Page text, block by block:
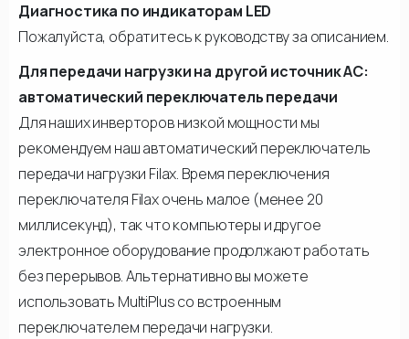
Диагностика по индикаторам LED
Пожалуйста, обратитесь к руководству за описанием.
Для передачи нагрузки на другой источник АС:
автоматический переключатель передачи
Для наших инверторов низкой мощности мы
рекомендуем наш автоматический переключатель
передачи нагрузки Filax. Время переключения
переключателя Filax очень малое (менее 20
миллисекунд), так что компьютеры и другое
электронное оборудование продолжают работать
без перерывов. Альтернативно вы можете
использовать MultiPlus со встроенным
переключателем передачи нагрузки.